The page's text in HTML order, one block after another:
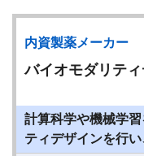
内資製薬メーカー
バイオモダリテ
計算科学や機械学
ティデザインを行